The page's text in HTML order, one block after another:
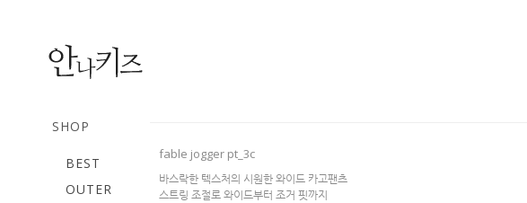
SHOP
BEST
OUTER
fable jogger pt_3c
바스락한 텍스처의 시원한 와이드 카고팬츠
스트링 조절로 와이드부터 조거 핏까지